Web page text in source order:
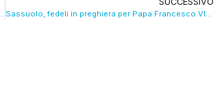
Made in Modena. VIDEO Sassuolo, fedeli in preghiera per Papa Francesco.VIDEO